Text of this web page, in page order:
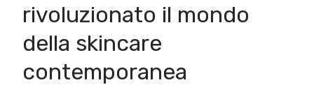
rivoluzionato il mondo
della skincare
contemporanea